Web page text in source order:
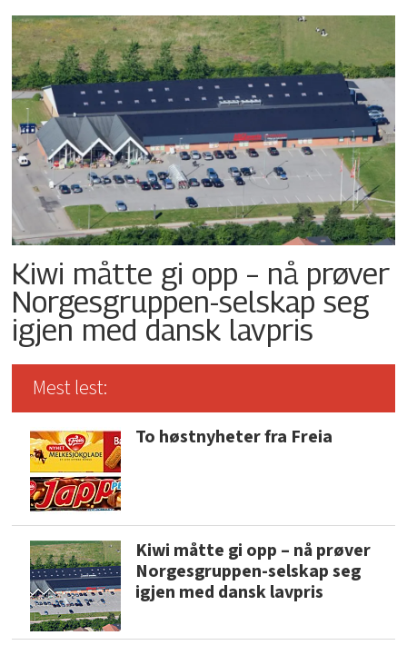
Kiwi måtte gi opp – nå prøver
Norgesgruppen-selskap seg
igjen med dansk lavpris
Mest lest:
To høstnyheter fra Freia
Kiwi måtte gi opp – nå prøver
Norgesgruppen-selskap seg
igjen med dansk lavpris